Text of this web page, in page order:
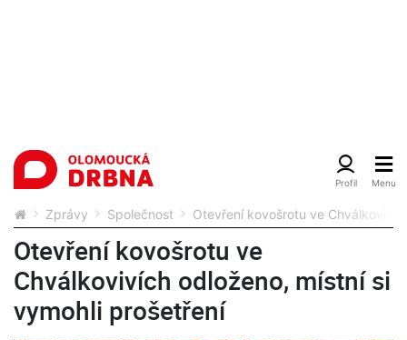
Zprávy Společnost Otevření kovošrotu ve
Otevření kovošrotu ve
Chválkovivích odloženo, místní si
vymohli prošetření